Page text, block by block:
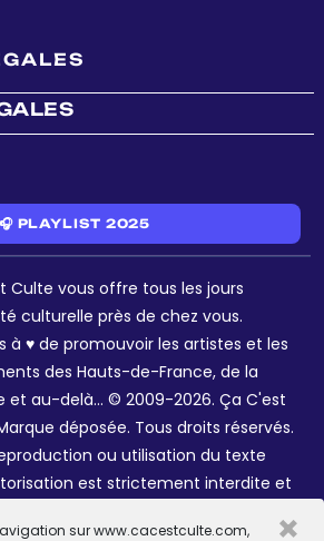
sur www.cacestculte.com,
×
🎧 PLAYLIST 2025
Culte vous offre tous les jours
culturelle près de chez vous.
à ♥ de promouvoir les artistes et les
des Hauts-de-France, de la
et au-delà... © 2009-2026. Ça C'est
déposée. Tous droits réservés.
ou utilisation du texte
est strictement interdite et